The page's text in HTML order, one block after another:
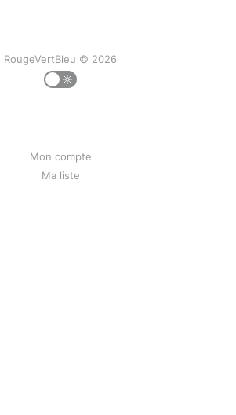
RougeVertBleu © 2026
Mon compte
Ma liste